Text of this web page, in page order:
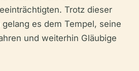
Trotz dieser
es dem Tempel, seine
und weiterhin Gläubige